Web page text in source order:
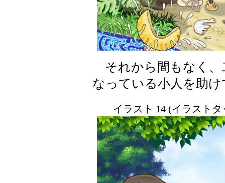
それから間もなく、
なっている小人を助
イラスト 14 (イラスト